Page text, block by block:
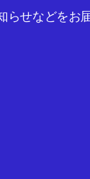
せなどをお